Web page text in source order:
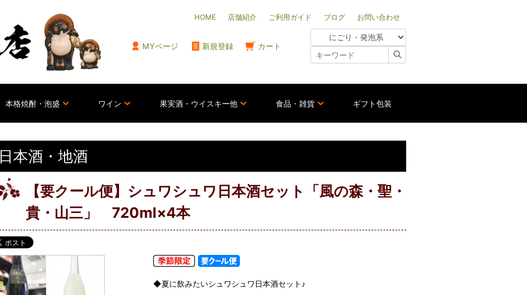
HOME 店舗紹介 ご利用ガイド ブログ お問い合わせ
MYページ 新規登録 カート
本格焼酎・泡盛 ワイン 果実酒・ウイスキー他 食品・雑貨 ギフト包装
日本酒・地酒
【要クール便】シュワシュワ日本酒セット「風の森・聖・
貴・山三」 720ml×4本
◆夏に飲みたいシュワシュワ日本酒セット♪